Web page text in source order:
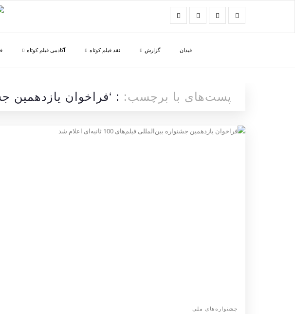
فیدان گزارش نقد فیلم کوتاه آکادمی فیلم کوتاه
پست‌های با برچسب: : ‘فراخوان یازدهمین جشنواره
جشنواره‌های ملی